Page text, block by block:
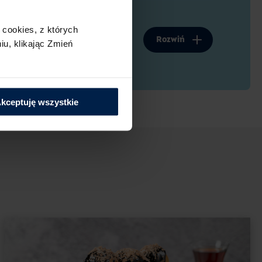
cookies,​ z których
klikając Zmień
wszystkie
i pożegnać wycieczki do cukierni, gdy
się też na ciasto piernikowe, jeśli
o dokładkę.
to świetna baza pod cukiernicze
niejedną imprezę
imienin i kolejnej rocznicy ślubu. Dzięki
kostkę piernikową do okazji
Lubisz piernik staropolski? To świetnie.
wypieki. Ciekawe kto wygra to
Rozwiń